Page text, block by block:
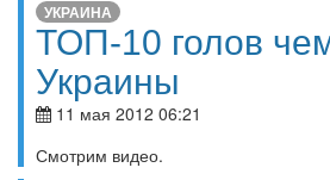
УКРАИНА
ТОП-10 голов
Украины
11 мая 2012 06:21
Смотрим видео.